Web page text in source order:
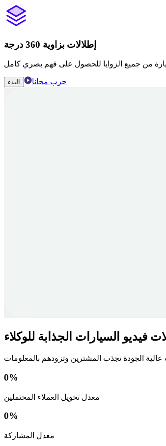
إطلالات بزاوية 360 درجة
البدء جرب مجانا
فيديو السيارات الجذابة للوكلاء
0%
معدل تحويل العملاء المحتملين
0%
معدل المشاركة